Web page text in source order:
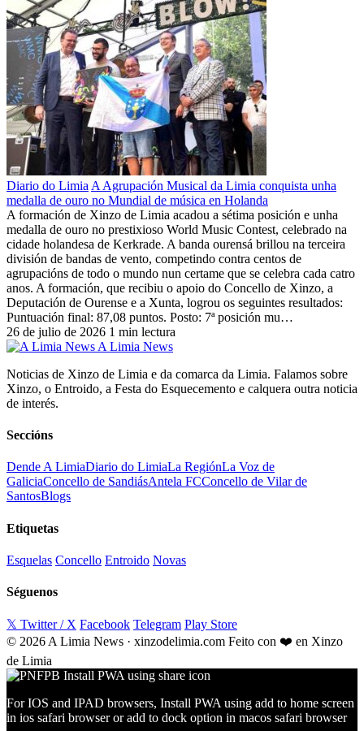
Diario do Limia A Agrupación Musical da Limia conquista unha
medalla de ouro no Mundial de música en Holanda
A formación de Xinzo de Limia acadou a sétima posición e unha
medalla de ouro no prestixioso World Music Contest, celebrado na
cidade holandesa de Kerkrade. A banda ourensá brillou na terceira
división de bandas de vento, competindo contra centos de
agrupacións de todo o mundo nun certame que se celebra cada catro
anos. A formación, que recibiu o apoio do Concello de Xinzo, a
Deputación de Ourense e a Xunta, logrou os seguintes resultados:
Puntuación final: 87,08 puntos. Posto: 7ª posición mu…
26 de julio de 2026 1 min lectura
A Limia News
Noticias de Xinzo de Limia e da comarca da Limia. Falamos sobre
Xinzo, o Entroido, a Festa do Esquecemento e calquera outra noticia
de interés.
Seccións
Dende A LimiaDiario do LimiaLa RegiónLa Voz de
GaliciaConcello de SandiásAntela FCConcello de Vilar de
SantosBlogs
Etiquetas
Esquelas Concello Entroido Novas
Séguenos
𝕏 Twitter / X Facebook Telegram Play Store
© 2026 A Limia News · xinzodelimia.com Feito con ❤️ en Xinzo
de Limia
For IOS and IPAD browsers, Install PWA using add to home screen
in ios safari browser or add to dock option in macos safari browser